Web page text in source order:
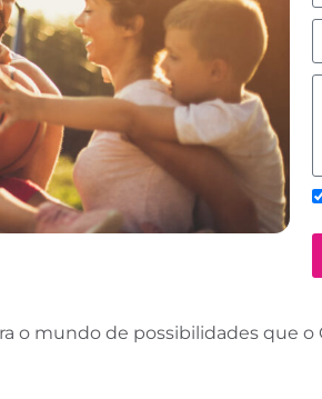
o mundo de possibilidades que